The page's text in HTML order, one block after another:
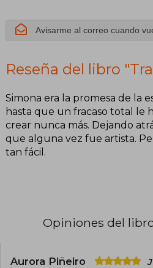
Avisarme al correo cuando
Reseña del libro
Simona era la promesa de la
hasta que un fracaso total le
crear nunca más. Dejando
que alguna vez fue artista.
tan fácil.
Opiniones del
Aurora Piñeiro